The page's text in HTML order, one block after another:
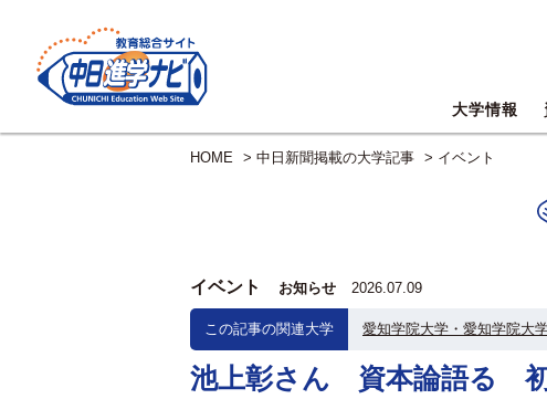
大学情報
HOME > 中日新聞掲載の大学記事 > イベント
イベント お知らせ 2026.07.09
この記事の関連大学 愛知学院大学・愛知学院大
池上彰さん 資本論語る 初